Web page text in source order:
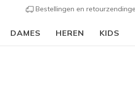
Bestellingen en
DAMES HEREN KIDS